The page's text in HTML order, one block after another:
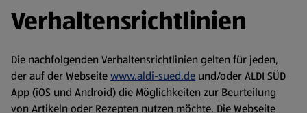
Verhaltensrichtlinien
Die nachfolgenden Verhaltensrichtlinien gelten für jeden,
der auf der Webseitewww.aldi-sued.de und/oder ALDI SÜD
App (iOS und Android) die Möglichkeiten zur Beurteilung
von Artikeln oder Rezepten nutzen möchte. Die Webseite